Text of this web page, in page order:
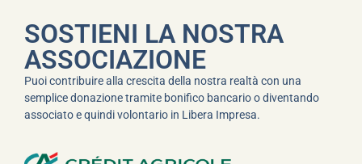
SOSTIENI LA NOSTRA
ASSOCIAZIONE
Puoi contribuire alla crescita della nostra realtà con una
semplice donazione tramite bonifico bancario o diventando
associato e quindi volontario in Libera Impresa.